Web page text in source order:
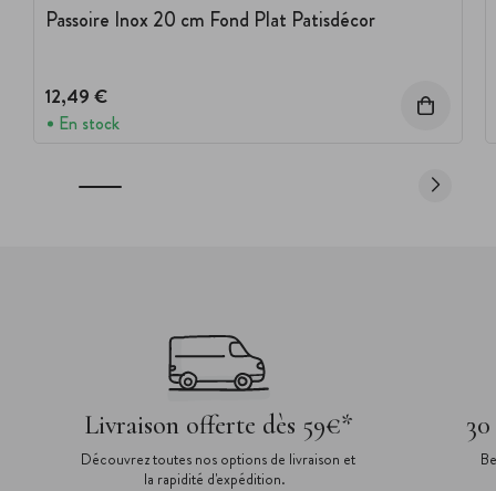
Passoire Inox 20 cm Fond Plat Patisdécor
12,49 €
En stock
Livraison offerte dès 59€*
Découvrez toutes nos options de livraison et
la rapidité d'expédition.